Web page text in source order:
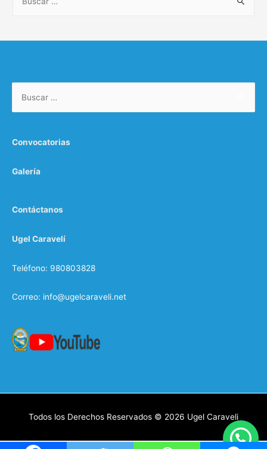
Convocatorias
Galería
Contáctanos
Ugel Caravelí
Teléfono: 980803828
Correo: info@ugelcaraveli.net
Todos los Derechos Reservados © 2026 Ugel Caraveli